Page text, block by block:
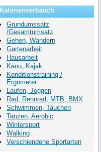
Kalorienverbauch
Grundumssatz
/Gesamtumsatz
Gehen, Wandern
Gartenarbeit
Hausarbeit
Kanu, Kajak
Konditionstraining /
Ergometer
Laufen, Joggen
Rad, Rennrad, MTB, BMX
Schwimmen, Tauchen
Tanzen, Aerobic
Wintersport
Walking
Verschiendene Sportarten